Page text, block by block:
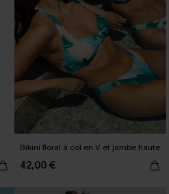
Bikini floral à col en V et jambe haute
42,00 €